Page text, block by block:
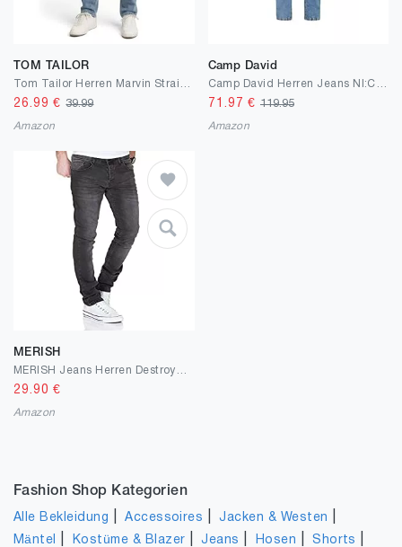
TOM TAILOR
26.99 €39.99
Amazon
Camp David
71.97 € 119.95
Amazon
MERISH
29.90 €
Amazon
Fashion Shop Kategorien
Alle Bekleidung |Accessoires |Jacken & Westen
Mäntel Kostüme & Blazer |Jeans Hosen |Shorts